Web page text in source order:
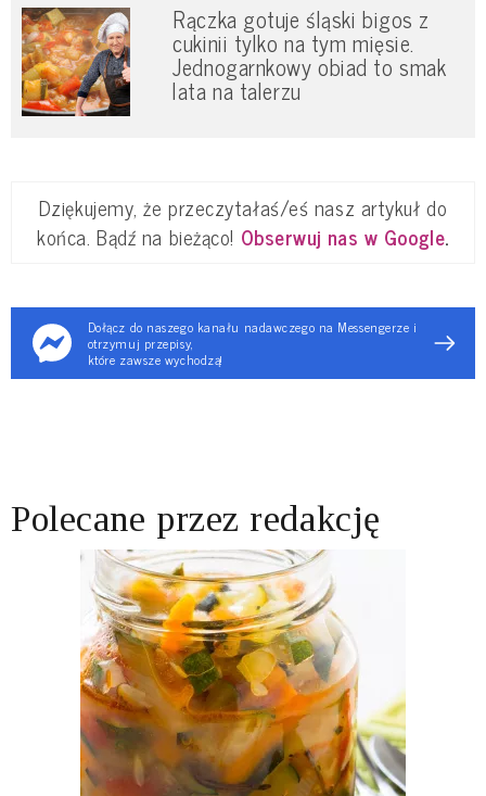
Rączka gotuje śląski bigos z
cukinii tylko na tym mięsie.
Jednogarnkowy obiad to smak
lata na talerzu
Dziękujemy, że przeczytałaś/eś nasz artykuł do
końca. Bądź na bieżąco! Obserwuj nas w Google.
Dołącz do naszego kanału nadawczego na Messengerze i
otrzymuj przepisy,
które zawsze wychodzą!
Polecane przez redakcję